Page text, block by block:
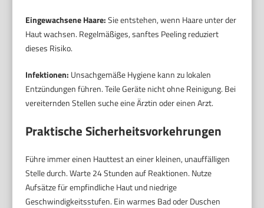
Eingewachsene Haare:Sie entstehen, wenn Haare unter der
Haut wachsen. Regelmäßiges, sanftes Peeling reduziert
dieses Risiko.
Infektionen: Unsachgemäße Hygiene kann zu lokalen
Entzündungen führen. Teile Geräte nicht ohne Reinigung. Bei
vereiternden Stellen suche eine Ärztin oder einen Arzt.
Praktische Sicherheitsvorkehrungen
Führe immer einen Hauttest an einer kleinen, unauffälligen
Stelle durch. Warte 24 Stunden auf Reaktionen. Nutze
Aufsätze für empfindliche Haut und niedrige
Geschwindigkeitsstufen. Ein warmes Bad oder Duschen